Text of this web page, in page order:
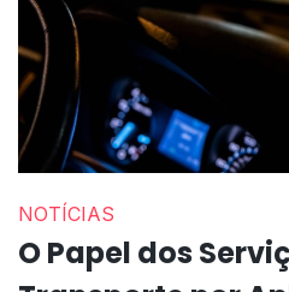
NOTÍCIAS
O Papel dos